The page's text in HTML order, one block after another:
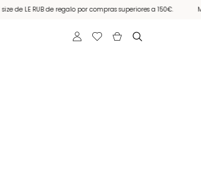
LE RUB de regalo por compras superiores a 150€.